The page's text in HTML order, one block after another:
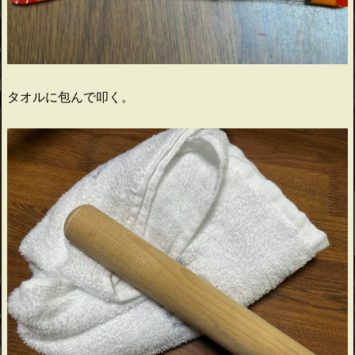
タオルに包んで叩く。